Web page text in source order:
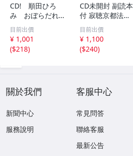
CD! 順田ひろ
み おぼらだれ
ん 帯付き OM
CD-16 42405
目前出價
¥ 1,001
($218)
CD未開封 副読本
付 寂聴京都法話
集 ユーキャン
目前出價
¥ 1,100
($240)
關於我們
新聞中心
服務說明
客服中心
常見問答
聯絡客服
最新公告